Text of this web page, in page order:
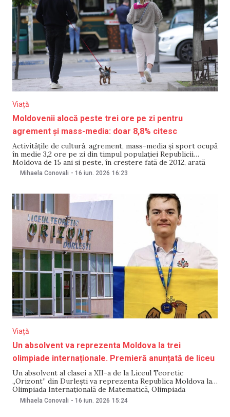
Viață
Moldovenii alocă peste trei ore pe zi pentru
agrement și mass-media: doar 8,8% citesc
Activitățile de cultură, agrement, mass-media și sport ocupă
în medie 3,2 ore pe zi din timpul populației Republicii
Moldova de 15 ani și peste, în creștere față de 2012, arată
datele Biroului Național de Statistică (BNS) pentru anul
Mihaela Conovali - 16 iun. 2026 16:23
Viață
Un absolvent va reprezenta Moldova la trei
olimpiade internaționale. Premieră anunțată de liceu
Un absolvent al clasei a XII-a de la Liceul Teoretic
„Orizont” din Durlești va reprezenta Republica Moldova la
Olimpiada Internațională de Matematică, Olimpiada
Internațională de Informatică și Olimpiada Internațională de
Inteligență Artificială. Anunțul a fost făcut de reprezentanții
Mihaela Conovali - 16 iun. 2026 15:24